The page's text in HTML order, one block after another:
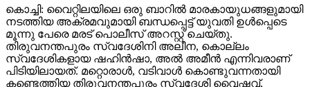
കൊച്ചി: വൈറ്റിലയിലെ ഒരു ബാറില്‍ മാരകായുധങ്ങളുമായി
നടത്തിയ അക്രമവുമായി ബന്ധപ്പെട്ട് യുവതി ഉള്‍പ്പെടെ
മൂന്നു പേരെ മരട് പൊലീസ് അറസ്റ്റ് ചെയ്തു.
തിരുവനന്തപുരം സ്വദേശിനി അലീന, കൊല്ലം
സ്വദേശികളായ ഷഹിന്‍ഷാ, അല്‍ അമീന്‍ എന്നിവരാണ്
പിടിയിലായത്. മറ്റൊരാള്‍, വടിവാള്‍ കൊണ്ടുവന്നതായി
കണ്ടെത്തിയ തിരുവനന്തപുരം സ്വദേശി വൈഷ്ണവ്,